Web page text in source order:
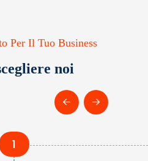
Per Il Tuo Business
noi
1